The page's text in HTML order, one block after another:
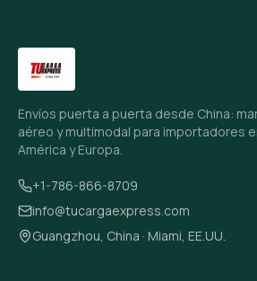
Envíos puerta a puerta desde China:
aéreo y multimodal para importadores
América y Europa.
+1-786-866-8709
info@tucargaexpress.com
Guangzhou, China · Miami, EE.UU.